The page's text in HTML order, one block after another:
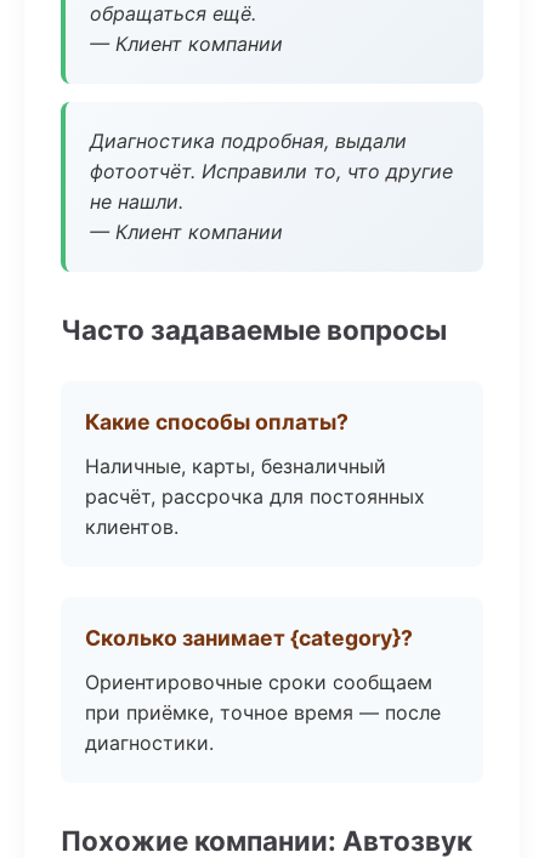
обращаться ещё.
— Клиент компании
Диагностика подробная, выдали
фотоотчёт. Исправили то, что другие
не нашли.
— Клиент компании
Часто задаваемые вопросы
Какие способы оплаты?
Наличные, карты, безналичный
расчёт, рассрочка для постоянных
клиентов.
Сколько занимает {category}?
Ориентировочные сроки сообщаем
при приёмке, точное время — после
диагностики.
Похожие компании: Автозвук